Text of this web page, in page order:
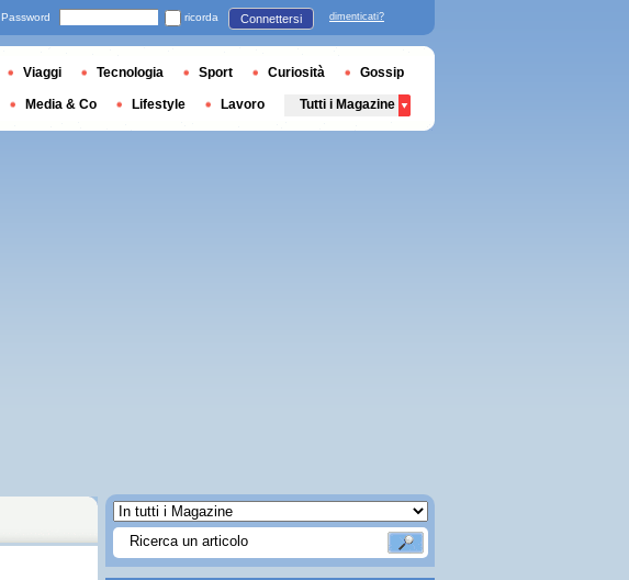
Password ricorda Connettersi dimenticati?
Viaggi Tecnologia Sport Curiosità Gossip
Media & Co Lifestyle Lavoro Tutti i Magazine